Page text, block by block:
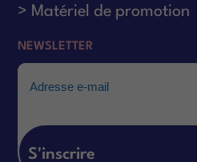
Matériel de promotion
NEWSLETTER
Email